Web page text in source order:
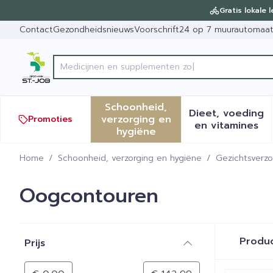
Gratis lokale
ContactGezondheidsnieuwsVoorschrift24 op 7 muurautomaat
Product, merk, categorie...
Promoties
Schoonheid,
verzorging en
hygiëneToon submenu voor
Dieet, voeding
en vitamines
Toon
Home / Schoonheid, verzorging en hygiëne /
Oogcontouren
Prijs